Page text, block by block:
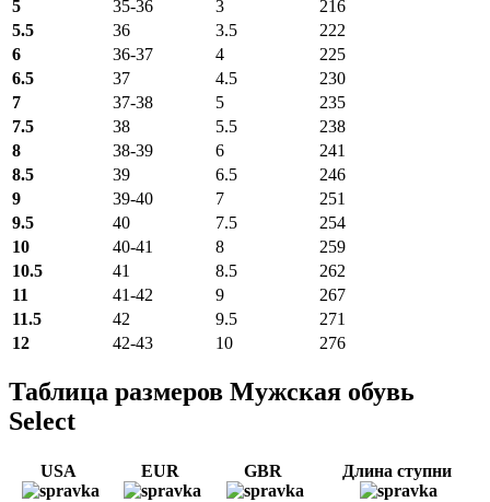
5 35-36 3
216
5.5
36 3.5
222
6
36-37 4
225
6.5
37 4.5
230
7
37-38 5
235
7.5
38 5.5
238
8
38-39 6
241
8.5
39 6.5
246
9
39-40 7
251
9.5
40 7.5
254
10
40-41 8
259
10.5
41 8.5
262
11
41-42 9
267
11.5
42 9.5
271
12
42-43 10 276
Таблица размеров Мужcкая обувь
Select
USA EUR GBR Длина ступни